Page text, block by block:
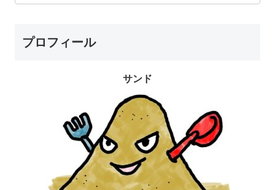
プロフィール
サンド